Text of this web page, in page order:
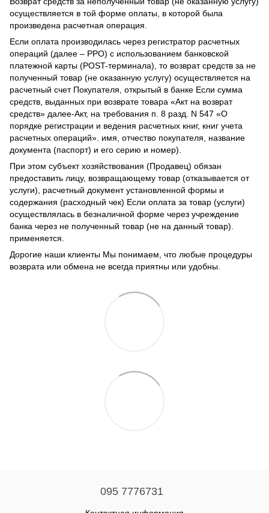
осуществляется в той форме оплаты, в которой была
произведена расчетная операция.
Если оплата производилась через регистратор расчетных
операций (далее – РРО) с использованием банковской
платежной карты (POST-терминала), то возврат средств за не
полученный товар (не оказанную услугу) осуществляется на
расчетный счет Покупателя, открытый в банке Если сумма
средств, выданных при возврате товара «Акт на возврат
средств» далее-Акт, на требования п. 8 разд. N 547 «О
порядке регистрации и ведения расчетных книг, книг учета
расчетных операций». имя, отчество покупателя, название
документа (паспорт) и его серию и номер).
При этом субъект хозяйствования (Продавец) обязан
предоставить лицу, возвращающему товар (отказывается от
услуги), расчетный документ установленной формы и
содержания (расходный чек) Если оплата за товар (услуги)
осуществлялась в безналичной форме через учреждение
банка через не полученный товар (не на данный товар).
применяется.
Дорогие наши клиенты Мы понимаем, что любые процедуры
возврата или обмена не всегда приятны или удобны.
095 7776731